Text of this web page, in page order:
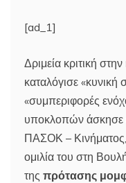
[ad_1]
Δριμεία κριτική
καταλόγισε «κυνική
«συμπεριφορές
υποκλοπών άσκησε
ΠΑΣΟΚ – Κινήματος,
ομιλία του στη
της πρότασης